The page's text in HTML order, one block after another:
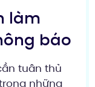
làm
báo
tuân thủ
những